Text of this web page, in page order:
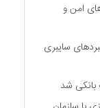
امن و
سایبری
بانکی شد